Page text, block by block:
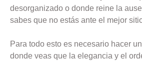
desorganizado o donde reine la
sabes que no estás ante el mejor
Para todo esto es necesario hacer
donde veas que la elegancia y el